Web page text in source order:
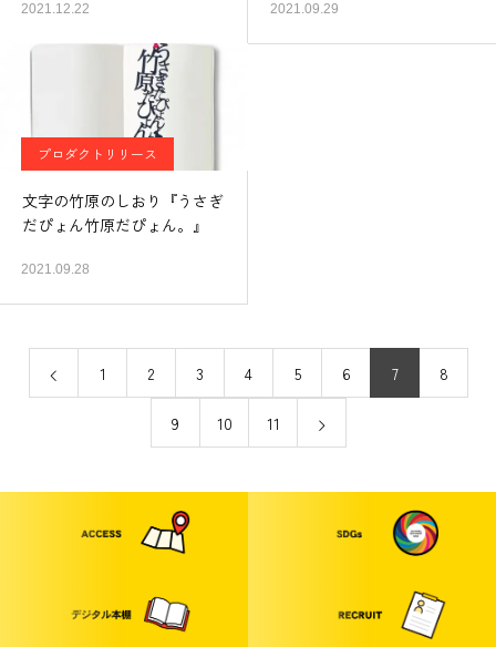
2021.12.22 2021.09.29
プロダクトリリース
文字の竹原のしおり『うさぎ
だぴょん竹原だぴょん。』
2021.09.28
1 2 3 4 5 6 7 8
9 10 11